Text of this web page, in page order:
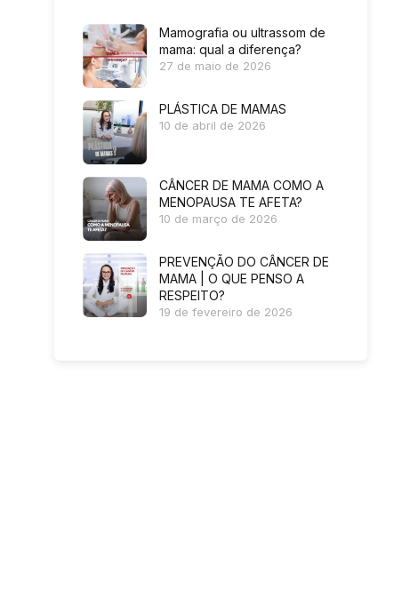
Mamografia ou ultrassom de
mama: qual a diferença?
27 de maio de 2026
PLÁSTICA DE MAMAS
10 de abril de 2026
CÂNCER DE MAMA COMO A
MENOPAUSA TE AFETA?
10 de março de 2026
PREVENÇÃO DO CÂNCER DE
MAMA | O QUE PENSO A
RESPEITO?
19 de fevereiro de 2026